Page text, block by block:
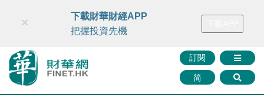
財華智庫網 FINTV FINMETA 財華證券 媒體矩陣
訂閱
简
×
下載財華財經APP
把握投資先機